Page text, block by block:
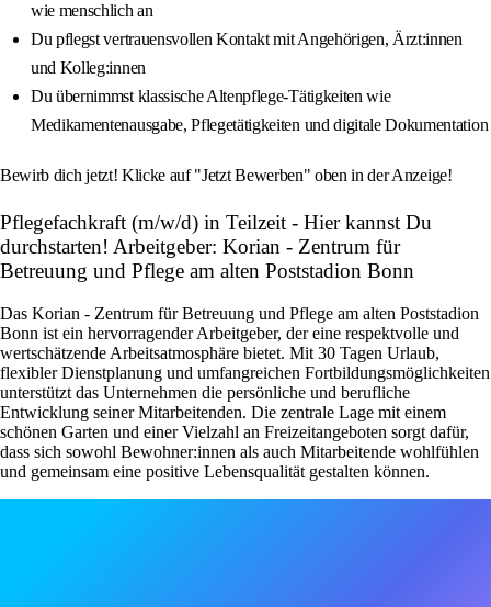
wie menschlich an
Du pflegst vertrauensvollen Kontakt mit Angehörigen, Ärzt:innen
und Kolleg:innen
Du übernimmst klassische Altenpflege-Tätigkeiten wie
Medikamentenausgabe, Pflegetätigkeiten und digitale Dokumentation
Bewirb dich jetzt! Klicke auf "Jetzt Bewerben" oben in der Anzeige!
Pflegefachkraft (m/w/d) in Teilzeit - Hier kannst Du
durchstarten! Arbeitgeber: Korian - Zentrum für
Betreuung und Pflege am alten Poststadion Bonn
Das Korian - Zentrum für Betreuung und Pflege am alten Poststadion
Bonn ist ein hervorragender Arbeitgeber, der eine respektvolle und
wertschätzende Arbeitsatmosphäre bietet. Mit 30 Tagen Urlaub,
flexibler Dienstplanung und umfangreichen Fortbildungsmöglichkeiten
unterstützt das Unternehmen die persönliche und berufliche
Entwicklung seiner Mitarbeitenden. Die zentrale Lage mit einem
schönen Garten und einer Vielzahl an Freizeitangeboten sorgt dafür,
dass sich sowohl Bewohner:innen als auch Mitarbeitende wohlfühlen
und gemeinsam eine positive Lebensqualität gestalten können.